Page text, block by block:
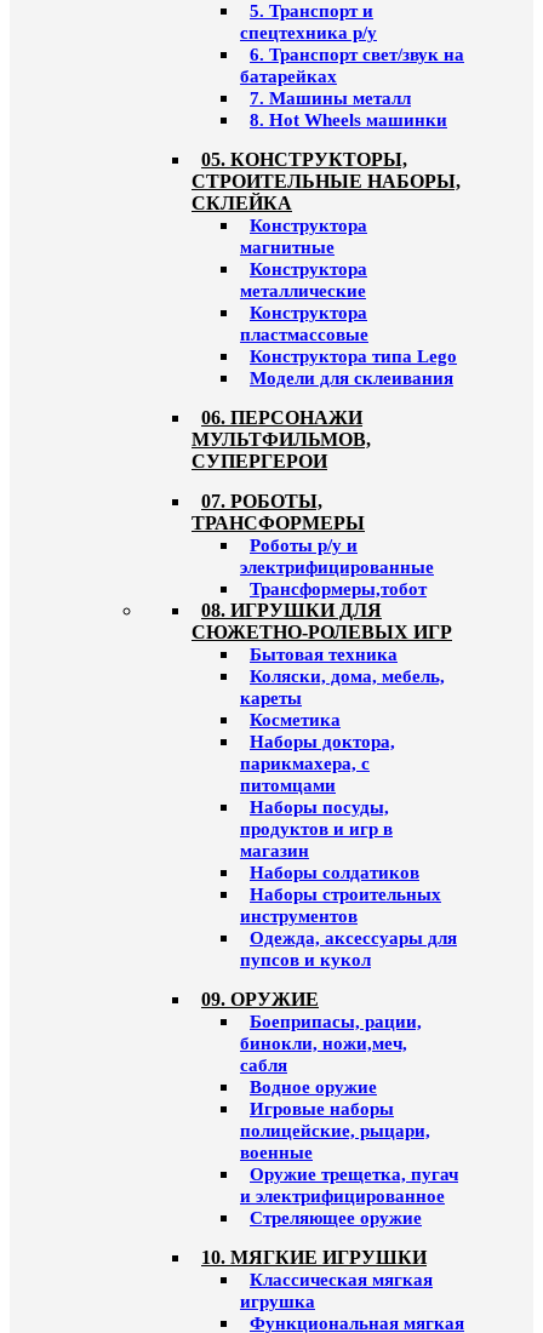
5. Транспорт и
спецтехника р/у
6. Транспорт свет/звук на
батарейках
7. Машины металл
8. Hot Wheels машинки
05. КОНСТРУКТОРЫ,
СТРОИТЕЛЬНЫЕ НАБОРЫ,
СКЛЕЙКА
Конструктора
магнитные
Конструктора
металлические
Конструктора
пластмассовые
Конструктора типа Lego
Модели для склеивания
06. ПЕРСОНАЖИ
МУЛЬТФИЛЬМОВ,
СУПЕРГЕРОИ
07. РОБОТЫ,
ТРАНСФОРМЕРЫ
Роботы р/у и
электрифицированные
Трансформеры,тобот
08. ИГРУШКИ ДЛЯ
СЮЖЕТНО-РОЛЕВЫХ ИГР
Бытовая техника
Коляски, дома, мебель,
кареты
Косметика
Наборы доктора,
парикмахера, с
питомцами
Наборы посуды,
продуктов и игр в
магазин
Наборы солдатиков
Наборы строительных
инструментов
Одежда, аксессуары для
пупсов и кукол
09. ОРУЖИЕ
Боеприпасы, рации,
бинокли, ножи,меч,
сабля
Водное оружие
Игровые наборы
полицейские, рыцари,
военные
Оружие трещетка, пугач
и электрифицированное
Стреляющее оружие
10. МЯГКИЕ ИГРУШКИ
Классическая мягкая
игрушка
Функциональная мягкая